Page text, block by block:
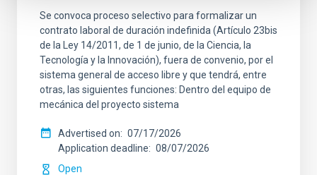
Se convoca proceso selectivo para formalizar un
contrato laboral de duración indefinida (Artículo 23bis
de la Ley 14/2011, de 1 de junio, de la Ciencia, la
Tecnología y la Innovación), fuera de convenio, por el
sistema general de acceso libre y que tendrá, entre
otras, las siguientes funciones: Dentro del equipo de
mecánica del proyecto sistema
Advertised on
07/17/2026
Application deadline
08/07/2026
Open